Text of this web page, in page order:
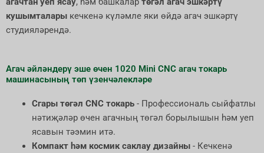
кушымталары кечкенә күләмле яки өйдә агач эшкәртү
студияләрендә.
Агач әйләндерү эше өчен 1020 Mini CNC агач токарь
машинасының төп үзенчәлекләре
Cгары төгәл CNC токарь- Профессиональ сыйфатлы
нәтиҗәләр өчен агачның төгәл борылышын һәм уеп
ясавын тәэмин итә.
Компакт һәм космик саклау дизайны- Кечкенә